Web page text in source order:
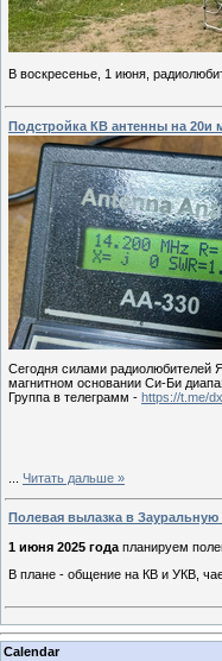
В воскресенье, 1 июня,
Подстройка КВ антенны на
Сегодня силами радиолюбителей
магнитном основании Си-Би
Группа в телеграмм - https://t.me/
... Читать дальше »
Полевая вылазка в
1 июня 2025 года планируем
В плане - общение на КВ и УКВ,
Calendar